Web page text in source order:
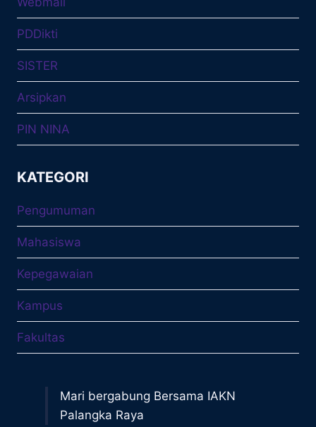
PDDikti
SISTER
Arsipkan
PIN NINA
KATEGORI
Pengumuman
Mahasiswa
Kepegawaian
Kampus
Fakultas
Mari bergabung Bersama IAKN
Palangka Raya